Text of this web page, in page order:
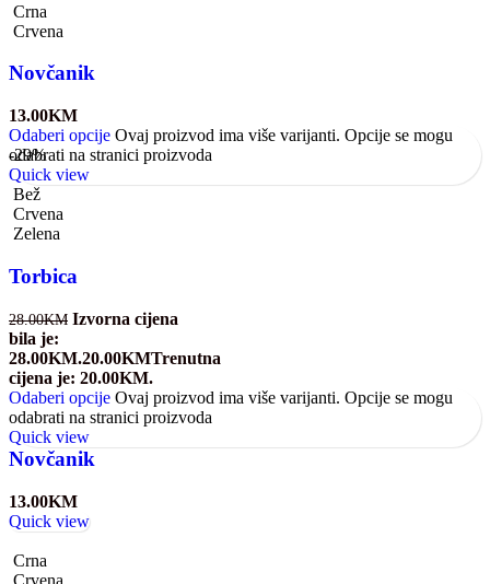
Crna
Crvena
Novčanik
13.00KM
Odaberi opcije Ovaj proizvod ima više varijanti. Opcije se mogu
odabrati na stranici proizvoda
Quick view
-29%
Bež
Crvena
Zelena
Torbica
28.00KM Izvorna cijena
bila je:
28.00KM.20.00KMTrenutna
cijena je: 20.00KM.
Odaberi opcije Ovaj proizvod ima više varijanti. Opcije se mogu
odabrati na stranici proizvoda
Quick view
Novčanik
13.00KM
Quick view
Crna
Crvena